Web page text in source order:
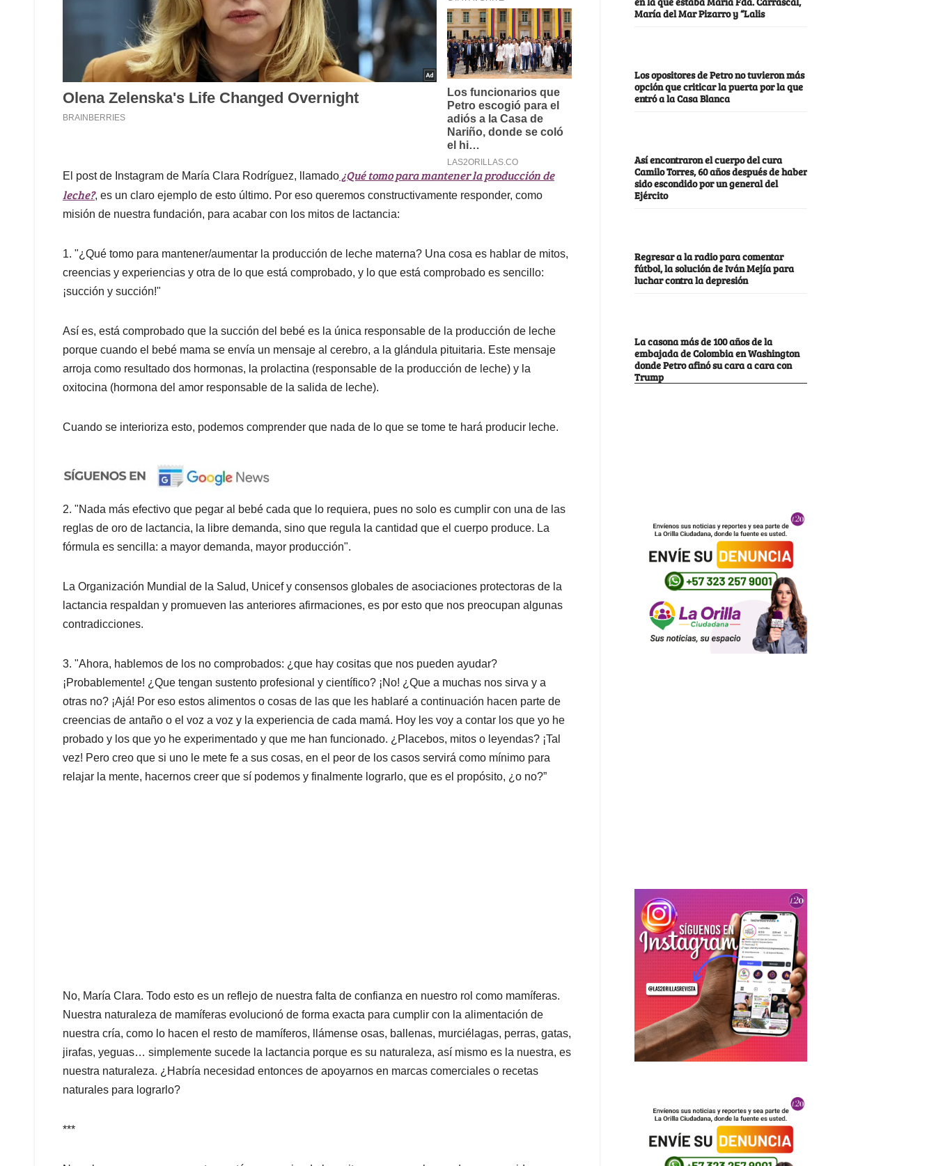
El post de Instagram de María Clara Rodríguez, llamado ¿Qué tomo para mantener la producción de
leche?, es un claro ejemplo de esto último. Por eso queremos constructivamente responder, como
misión de nuestra fundación, para acabar con los mitos de lactancia:
1. "¿Qué tomo para mantener/aumentar la producción de leche materna? Una cosa es hablar de mitos,
creencias y experiencias y otra de lo que está comprobado, y lo que está comprobado es sencillo:
¡succión y succión!"
Así es, está comprobado que la succión del bebé es la única responsable de la producción de leche
porque cuando el bebé mama se envía un mensaje al cerebro, a la glándula pituitaria. Este mensaje
arroja como resultado dos hormonas, la prolactina (responsable de la producción de leche) y la
oxitocina (hormona del amor responsable de la salida de leche).
Cuando se interioriza esto, podemos comprender que nada de lo que se tome te hará producir leche.
2. "Nada más efectivo que pegar al bebé cada que lo requiera, pues no solo es cumplir con una de las
reglas de oro de lactancia, la libre demanda, sino que regula la cantidad que el cuerpo produce. La
fórmula es sencilla: a mayor demanda, mayor producción".
La Organización Mundial de la Salud, Unicef y consensos globales de asociaciones protectoras de la
lactancia respaldan y promueven las anteriores afirmaciones, es por esto que nos preocupan algunas
contradicciones.
3. "Ahora, hablemos de los no comprobados: ¿que hay cositas que nos pueden ayudar?
¡Probablemente! ¿Que tengan sustento profesional y científico? ¡No! ¿Que a muchas nos sirva y a
otras no? ¡Ajá! Por eso estos alimentos o cosas de las que les hablaré a continuación hacen parte de
creencias de antaño o el voz a voz y la experiencia de cada mamá. Hoy les voy a contar los que yo he
probado y los que yo he experimentado y que me han funcionado. ¿Placebos, mitos o leyendas? ¡Tal
vez! Pero creo que si uno le mete fe a sus cosas, en el peor de los casos servirá como mínimo para
relajar la mente, hacernos creer que sí podemos y finalmente lograrlo, que es el propósito, ¿o no?”
No, María Clara. Todo esto es un reflejo de nuestra falta de confianza en nuestro rol como mamíferas.
Nuestra naturaleza de mamíferas evolucionó de forma exacta para cumplir con la alimentación de
nuestra cría, como lo hacen el resto de mamíferos, llámense osas, ballenas, murciélagas, perras, gatas,
jirafas, yeguas… simplemente sucede la lactancia porque es su naturaleza, así mismo es la nuestra, es
nuestra naturaleza. ¿Habría necesidad entonces de apoyarnos en marcas comerciales o recetas
naturales para lograrlo?
***
María del Mar Pizarro y “Lalis
Los opositores de Petro no tuvieron más
opción que criticar la puerta por la que
entró a la Casa Blanca
Así encontraron el cuerpo del cura
Camilo Torres, 60 años después de haber
sido escondido por un general del
Ejército
Regresar a la radio para comentar
fútbol, la solución de Iván Mejía para
luchar contra la depresión
La casona más de 100 años de la
embajada de Colombia en Washington
donde Petro afinó su cara a cara con
Trump